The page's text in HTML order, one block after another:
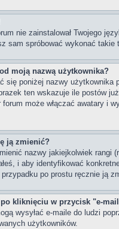
nie zainstalował Twojego
sam spróbować wykonać
moją nazwą użytkownika?
się poniżej nazwy
ten wskazuje ile postów
może włączać awatary i
ją zmienić?
nazwy jakiejkolwiek
i aby identyfikować
po prostu ręcznie ją
kliknięciu w przycisk "e-
wysyłać e-maile do ludzi
użytkowników.